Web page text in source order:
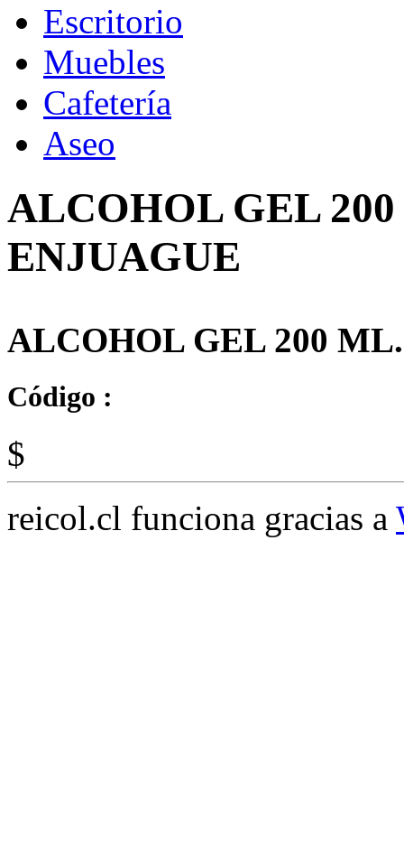
Escritorio
Muebles
Cafetería
Aseo
ALCOHOL GEL
ENJUAGUE
ALCOHOL GEL 200
Código :
$
reicol.cl funciona gracias a